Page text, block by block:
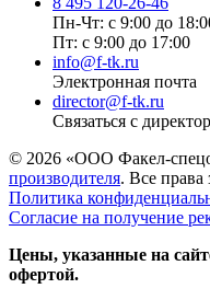
Пн-Чт: с 9:00 до
Пт: с 9:00 до 17:00
info@f-tk.ru
Электронная почта
director@f-tk.ru
Связаться с
© 2026 «ООО Факел-
производителя. Все
Политика
Согласие на получение
Цены, указанные на
офертой.